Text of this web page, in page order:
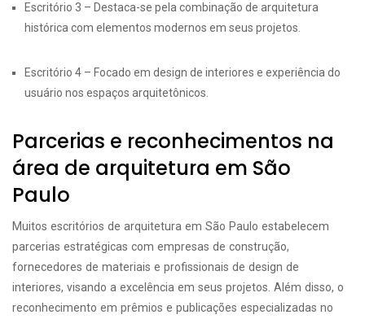
Escritório 3 – Destaca-se pela combinação de arquitetura
histórica com elementos modernos em seus projetos.
Escritório 4 – Focado em design de interiores e experiência do
usuário nos espaços arquitetônicos.
Parcerias e reconhecimentos na
área de arquitetura em São
Paulo
Muitos escritórios de arquitetura em São Paulo estabelecem
parcerias estratégicas com empresas de construção,
fornecedores de materiais e profissionais de design de
interiores, visando a excelência em seus projetos. Além disso, o
reconhecimento em prêmios e publicações especializadas no